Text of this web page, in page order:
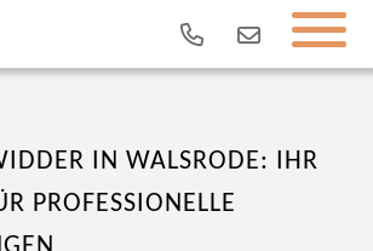
IN WALSRODE: IHR
PROFESSIONELLE